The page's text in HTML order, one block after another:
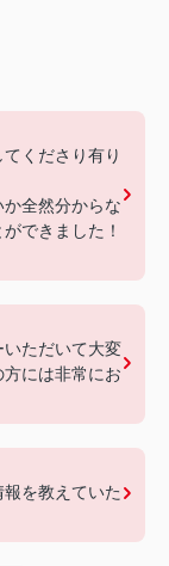
くださり有り
全然分からな
できました！
ただいて大変
には非常にお
を教えていた